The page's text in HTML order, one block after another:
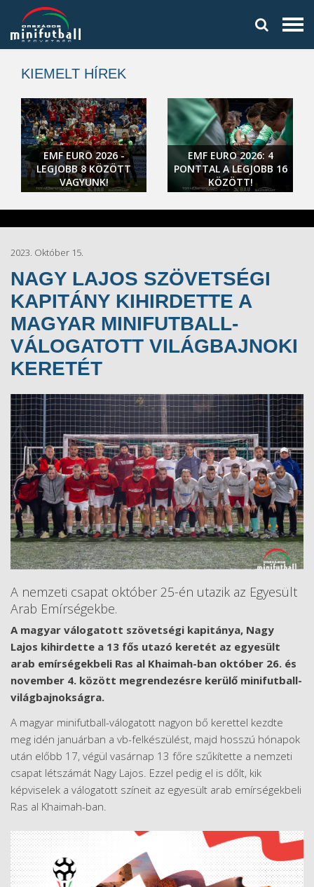
KIEMELT HÍREK
EMF EURO 2026 -
LEGJOBB 8 KÖZÖTT
VAGYUNK!
EMF EURO 2026: 4
PONTTAL A LEGJOBB 16
KÖZÖTT!
2023. Október 15.
NAGY LAJOS SZÖVETSÉGI
KAPITÁNY KIHIRDETTE A
MAGYAR MINIFUTBALL-
VÁLOGATOTT VILÁGBAJNOKI
KERETÉT
A nemzeti csapat október 25-én utazik az Egyesült
Arab Emírségekbe.
A magyar válogatott szövetségi kapitánya, Nagy
Lajos kihirdette a 13 fős utazó keretét az egyesült
arab emírségekbeli Ras al Khaimah-ban október 26. és
november 4. között megrendezésre kerülő minifutball-
világbajnokságra.
A magyar minifutball-válogatott nagyon bő kerettel kezdte
meg idén januárban a vb-felkészülést, majd hosszú hónapok
után előbb 17, végül vasárnap 13 főre szűkítette a nemzeti
csapat létszámát Nagy Lajos. Ezzel pedig el is dőlt, kik
képviselek a válogatott színeit az egyesült arab emírségekbeli
Ras al Khaimah-ban.